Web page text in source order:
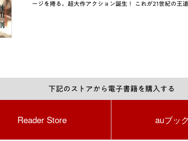
ージを捲る。超大作アクション誕生！ これが21世紀の王
下記のストアから電子書籍を購入する
Reader Store auブッ